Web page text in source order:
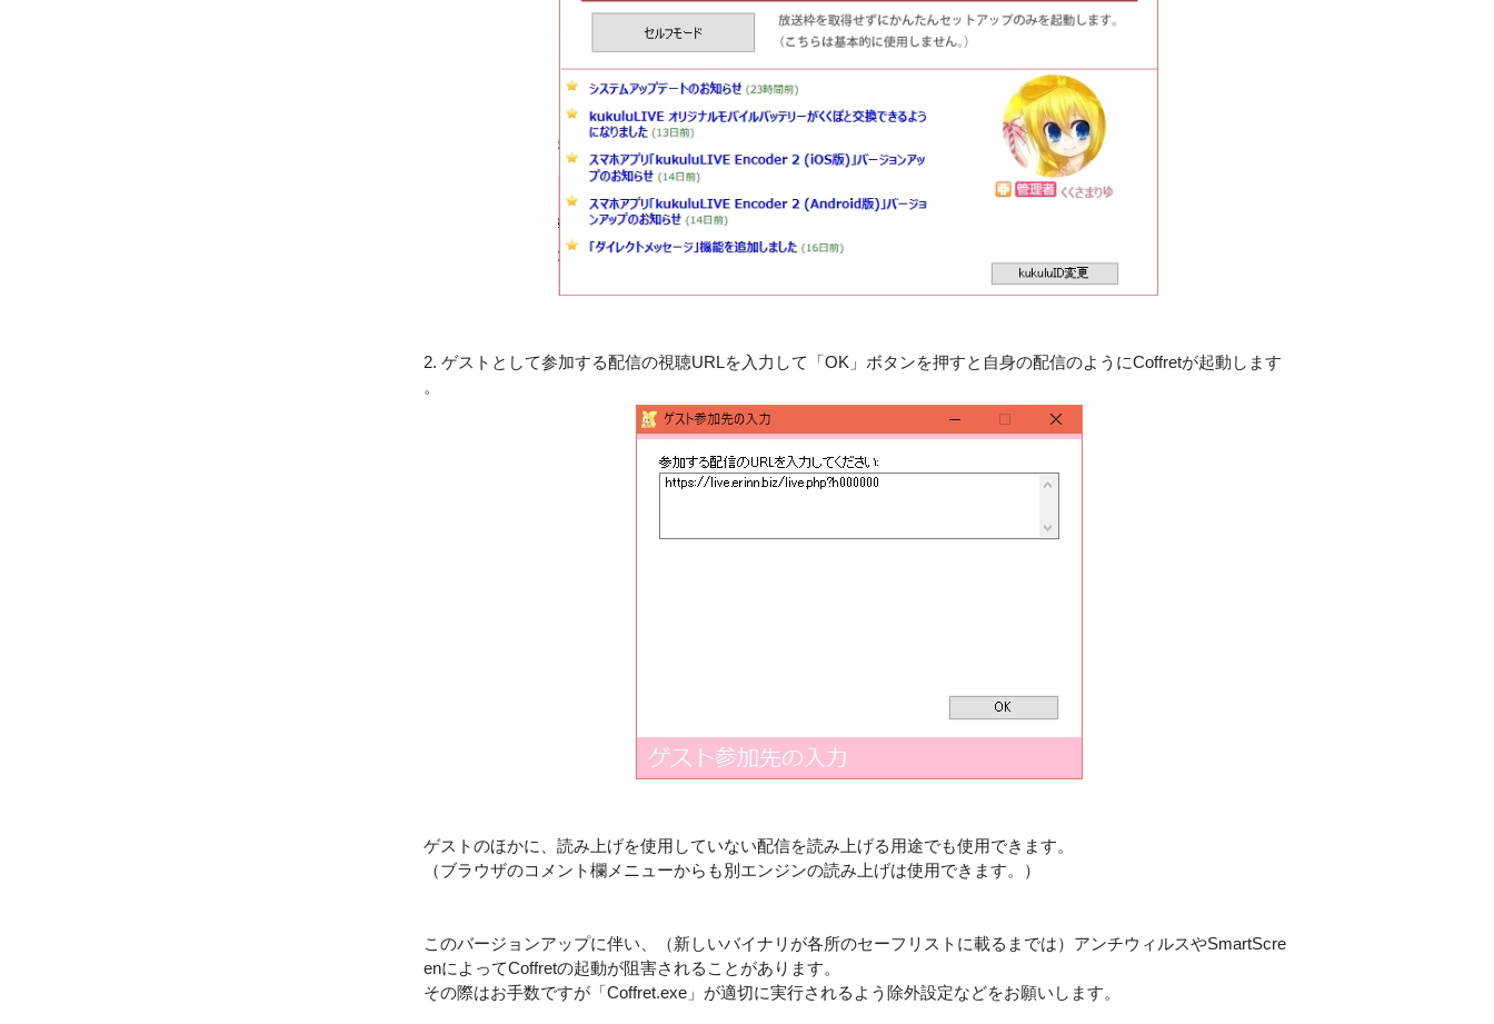
2. ゲストとして参加する配信の視聴URLを入力して「OK」ボタンを押すと自身の配信のようにCoffretが起動します
。
ゲストのほかに、読み上げを使用していない配信を読み上げる用途でも使用できます。
（ブラウザのコメント欄メニューからも別エンジンの読み上げは使用できます。）
このバージョンアップに伴い、（新しいバイナリが各所のセーフリストに載るまでは）アンチウィルスやSmartScre
enによってCoffretの起動が阻害されることがあります。
その際はお手数ですが「Coffret.exe」が適切に実行されるよう除外設定などをお願いします。